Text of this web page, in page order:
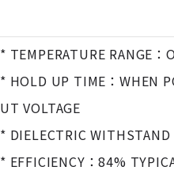
* TEMPERATURE RANGE
* HOLD UP TIME：WHEN
UT VOLTAGE
* DIELECTRIC
* EFFICIENCY：84%